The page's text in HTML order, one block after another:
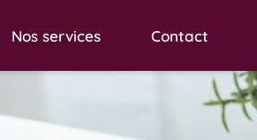
Nos services Contact